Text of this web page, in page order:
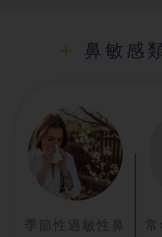
鼻敏感
季節性過敏性鼻